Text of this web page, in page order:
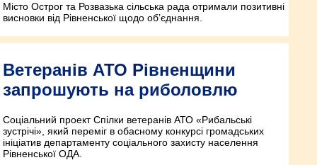
Місто Острог та Розвазька сільська рада отримали позитивні
висновки від Рівненської щодо об’єднання.
Ветеранів АТО Рівненщини
запрошують на риболовлю
Соціальний проект Спілки ветеранів АТО «Рибальські
зустрічі», який переміг в обасному конкурсі громадських
ініціатив департаменту соціального захисту населення
Рівненської ОДА.